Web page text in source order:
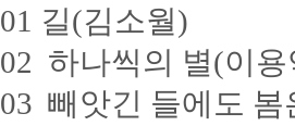
01 길(김소월)
02 하나씩의 별(이용
03 빼앗긴 들에도